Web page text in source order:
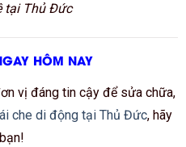
tại Thủ Đức
HÔM NAY
vị đáng tin cậy để sửa chữa,
che di động tại Thủ Đức, hãy